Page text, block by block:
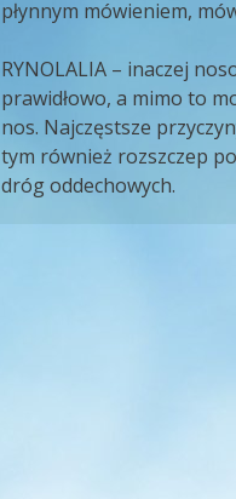
płynnym mówieniem,
RYNOLALIA – inaczej
prawidłowo, a mimo to
nos. Najczęstsze
tym również rozszczep
dróg oddechowych.